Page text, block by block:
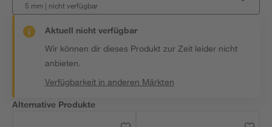
5 mm | nicht verfügbar
Aktuell nicht verfügbar
Wir können dir dieses Produkt zur Zeit leider nicht
anbieten.
Verfügbarkeit in anderen Märkten
Alternative Produkte